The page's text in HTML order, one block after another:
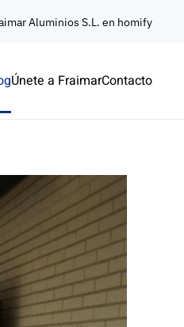
Únete a FraimarContacto